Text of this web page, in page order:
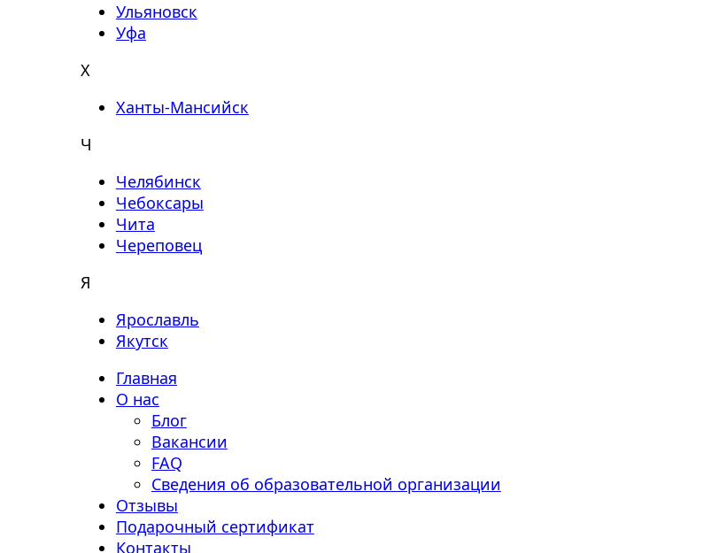
Ульяновск
Уфа
Х
Ханты-Мансийск
Ч
Челябинск
Чебоксары
Чита
Череповец
Я
Ярославль
Якутск
Главная
О нас
Блог
Вакансии
FAQ
Сведения об образовательной организации
Отзывы
Подарочный сертификат
Контакты